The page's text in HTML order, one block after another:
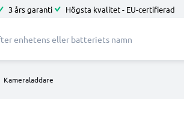
3 års garanti Högsta kvalitet - EU-certifierad
Kameraladdare